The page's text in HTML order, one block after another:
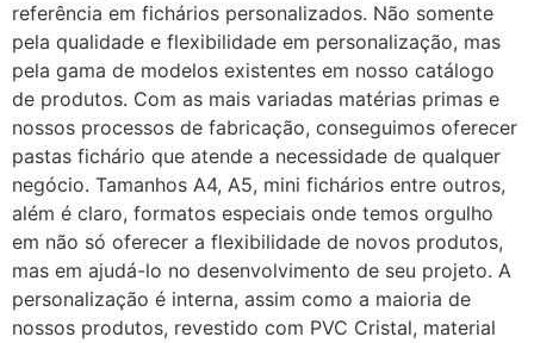
referência em fichários personalizados. Não somente
pela qualidade e flexibilidade em personalização, mas
pela gama de modelos existentes em nosso catálogo
de produtos. Com as mais variadas matérias primas e
nossos processos de fabricação, conseguimos oferecer
pastas fichário que atende a necessidade de qualquer
negócio. Tamanhos A4, A5, mini fichários entre outros,
além é claro, formatos especiais onde temos orgulho
em não só oferecer a flexibilidade de novos produtos,
mas em ajudá-lo no desenvolvimento de seu projeto. A
personalização é interna, assim como a maioria de
nossos produtos, revestido com PVC Cristal, material